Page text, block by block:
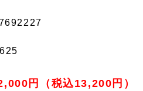
円（税込13,200円）